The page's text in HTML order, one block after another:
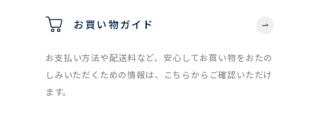
お買い物ガイド
お支払い方法や配送料など、安心してお買い物をおたの
しみいただくための情報は、こちらからご確認いただけ
ます。